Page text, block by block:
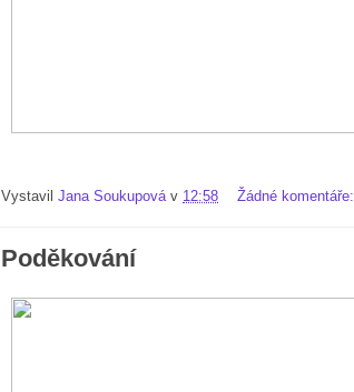
Vystavil Jana Soukupová v 12:58 Žádné komentáře:
Poděkování